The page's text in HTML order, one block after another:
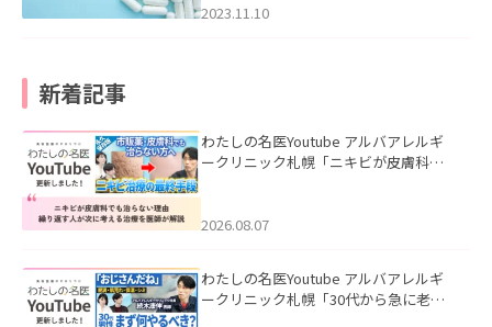
2023.11.10
新着記事
わたしの名医Youtube アルバアレルギ
ークリニック札幌「ニキビが皮膚科で
ました。
2026.08.07
わたしの名医Youtube アルバアレルギ
ークリニック札幌「30代から急に老け